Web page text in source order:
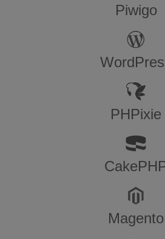
Piwigo
PHPixie
Magento